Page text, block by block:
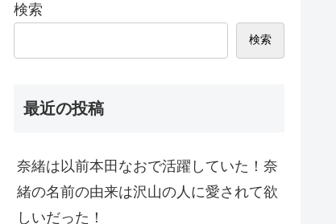
検索
検索
最近の投稿
奈緒は以前本田なおで活躍していた！奈
緒の名前の由来は沢山の人に愛されて欲
しいだった！